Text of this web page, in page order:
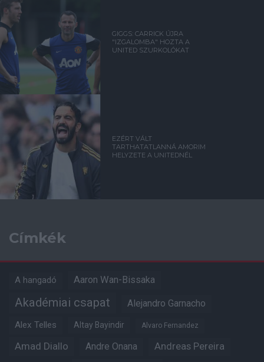
GIGGS: CARRICK ÚJRA
"IZGALOMBA" HOZTA A
UNITED SZURKOLÓKAT
EZÉRT VÁLT
TARTHATATLANNÁ AMORIM
HELYZETE A UNITEDNÉL
Címkék
A hangadó Aaron Wan-Bissaka
Akadémiai csapat Alejandro Garnacho
Alex Telles Altay Bayindir Alvaro Fernandez
Amad Diallo Andre Onana Andreas Pereira